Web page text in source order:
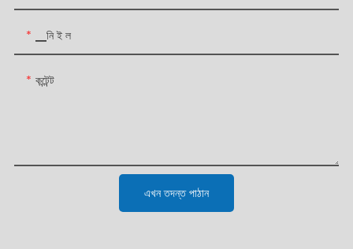
▁নি ই ল
কন্টেন্ট
এখন তদন্ত পাঠান